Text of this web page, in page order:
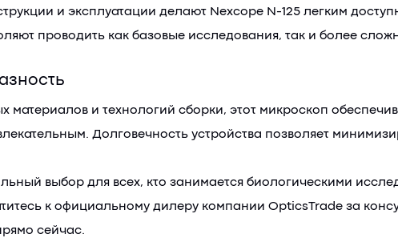
и эксплуатации делают Nexcope N-125 легким
проводить как базовые исследования, так и более
материалов и технологий сборки, этот микроскоп
Долговечность устройства позволяет
выбор для всех, кто занимается биологическими
к официальному дилеру компании OpticsTrade за
сейчас.